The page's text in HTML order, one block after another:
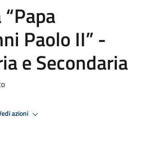
Paolo II” -
e Secondaria
azioni